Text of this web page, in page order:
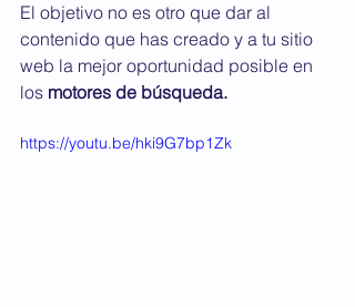
El objetivo no es otro que dar al
contenido que has creado y a tu sitio
web la mejor oportunidad posible en
los motores de búsqueda.
https://youtu.be/hki9G7bp1Zk